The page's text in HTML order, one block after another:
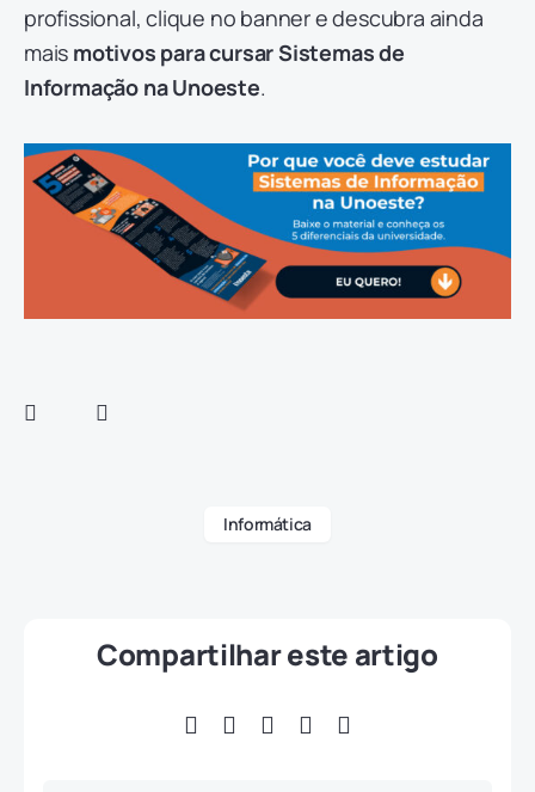
profissional, clique no banner e descubra ainda
mais motivos para cursar Sistemas de
Informação na Unoeste.
Informática
Compartilhar este artigo